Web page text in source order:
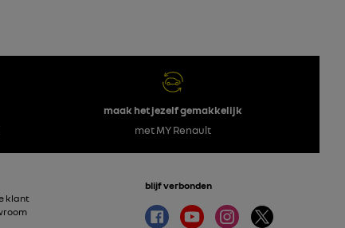
maak het jezelf gemakkelijk
met MY Renault
klant
blijf verbonden